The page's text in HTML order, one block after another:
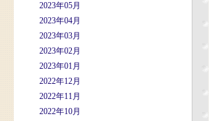
2023年05月
2023年04月
2023年03月
2023年02月
2023年01月
2022年12月
2022年11月
2022年10月